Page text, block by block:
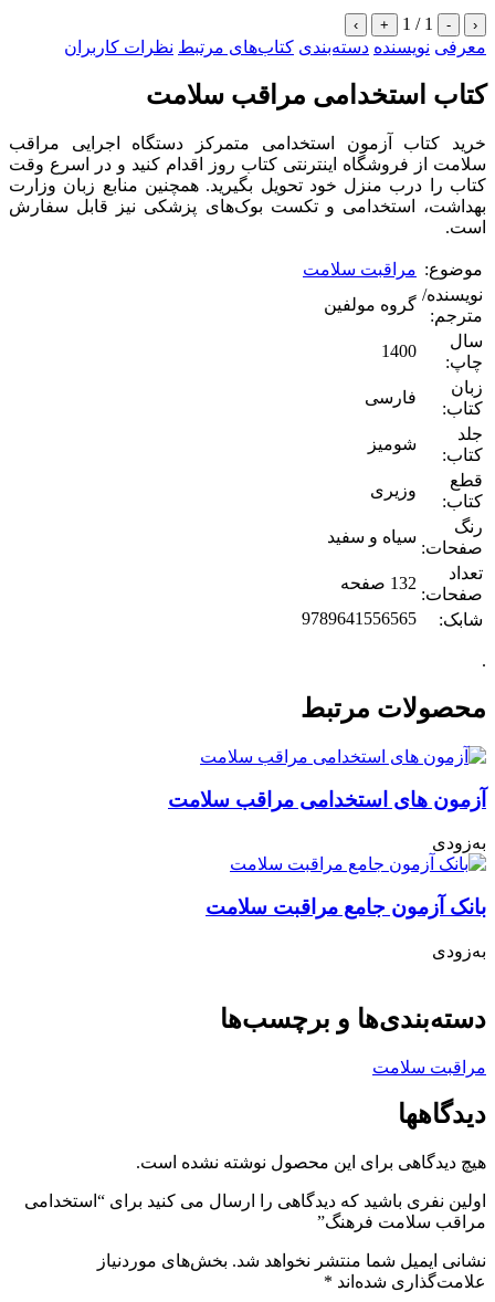
‹
-
1 / 1
+
›
معرفی نویسنده دسته‌بندی کتاب‌های مرتبط نظرات کاربران
کتاب استخدامی مراقب سلامت
خرید کتاب آزمون استخدامی متمرکز دستگاه اجرایی مراقب
سلامت از فروشگاه اینترنتی کتاب روز اقدام کنید و در اسرع وقت
کتاب را درب منزل خود تحویل بگیرید. همچنین منابع زبان وزارت
بهداشت، استخدامی و تکست بوک‌های پزشکی نیز قابل سفارش
است.
موضوع: مراقبت سلامت
نویسنده/
مترجم:
گروه مولفین
سال
چاپ:
1400
زبان
کتاب:
فارسی
جلد
کتاب:
شومیز
قطع
کتاب:
وزیری
رنگ
صفحات:
سیاه و سفید
تعداد
صفحات:
132 صفحه
شابک:
9789641556565
.
محصولات مرتبط
آزمون های استخدامی مراقب سلامت
به‌زودی
بانک آزمون جامع مراقبت سلامت
به‌زودی
دسته‌بندی‌ها و برچسب‌ها
مراقبت سلامت
دیدگاهها
هیچ دیدگاهی برای این محصول نوشته نشده است.
اولین نفری باشید که دیدگاهی را ارسال می کنید برای “استخدامی
مراقب سلامت فرهنگ”
نشانی ایمیل شما منتشر نخواهد شد. بخش‌های موردنیاز
علامت‌گذاری شده‌اند *